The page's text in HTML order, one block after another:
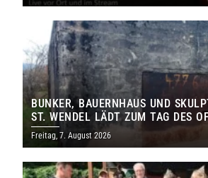
BUNKER, BAUERNHAUS UND
ST. WENDEL LÄDT ZUM TAG DES
DENKMALS EIN
Freitag, 7. August 2026